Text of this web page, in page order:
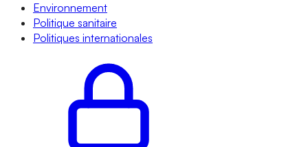
Environnement
Politique sanitaire
Politiques internationales